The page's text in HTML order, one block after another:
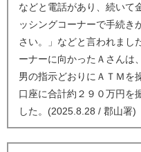
などと電話があり、続いて
ッシングコーナーで手続き
さい。」などと言われまし
ーナーに向かったＡさんは
男の指示どおりにＡＴＭを
口座に合計約２９０万円を
した。(2025.8.28 / 郡山署)